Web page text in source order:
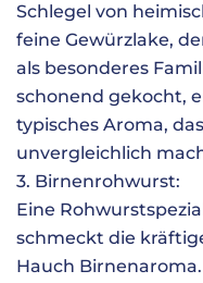
Schlegel von
feine Gewürzlake,
als besonderes
schonend gekocht,
typisches Aroma,
unvergleichlich
3. Birnenrohwurst:
Eine
schmeckt die
Hauch